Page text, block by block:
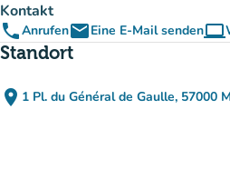
Kontakt
phoneAnrufenemailEine E-Mail sendencomputer
Standort
place 1 Pl. du Général de Gaulle, 57000
(in Google
(new tab)